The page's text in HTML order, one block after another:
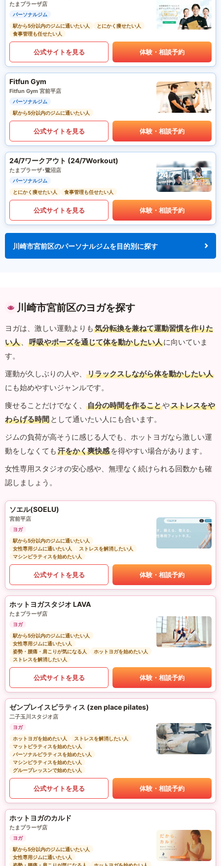
たまプラーザ店
パーソナルジム
駅から5分以内のジムに通いたい人
とにかく痩せたい人
食事管理も任せたい人
公式サイトを見る 体験・相談予約
Fitfun Gym
Fitfun Gym 宮前平店
パーソナルジム
駅から5分以内のジムに通いたい人
公式サイトを見る 体験・相談予約
24/7ワークアウト (24/7Workout)
たまプラーザ･鷺沼店
パーソナルジム
とにかく痩せたい人
食事管理も任せたい人
公式サイトを見る 体験・相談予約
川崎市宮前区のパーソナルジムを目的別に探す
川崎市宮前区のヨガを探す
ヨガは、激しい運動よりも 気分転換を兼ねて運動習慣を作りた
い人 、 呼吸やポーズを通じて体を動かしたい人に向いていま
す。
運動が久しぶりの人や、
リラックスしながら体を動かしたい人
にも始めやすいジャンルです。
痩せることだけでなく、
自分の時間を作ることやストレスをや
わらげる時間 として通いたい人にも合います。
ジムの負荷が高そうに感じる人でも、ホットヨガなら激しい運
動をしなくても 汗をかく爽快感 を得やすい場合があります。
女性専用スタジオの安心感や、無理なく続けられる回数かも確
認しましょう。
ソエル(SOELU)
宮前平店
ヨガ
駅から5分以内のジムに通いたい人
女性専用ジムに通いたい人
ストレスを解消したい人
マシンピラティスを始めたい人
公式サイトを見る 体験・相談予約
ホットヨガスタジオ LAVA
たまプラーザ店
ヨガ
駅から5分以内のジムに通いたい人
女性専用ジムに通いたい人
姿勢・腰痛・肩こりが気になる人
ホットヨガを始めたい人
ストレスを解消したい人
公式サイトを見る 体験・相談予約
ゼンプレイスピラティス (zen place pilates)
二子玉川スタジオ店
ヨガ
ホットヨガを始めたい人
ストレスを解消したい人
マットピラティスを始めたい人
パーソナルピラティスを始めたい人
マシンピラティスを始めたい人
グループレッスンで始めたい人
公式サイトを見る 体験・相談予約
ホットヨガのカルド
たまプラーザ店
ヨガ
駅から5分以内のジムに通いたい人
女性専用ジムに通いたい人